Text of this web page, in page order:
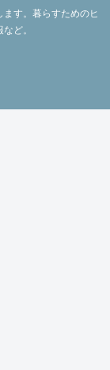
す。暮らすためのヒ
ど。